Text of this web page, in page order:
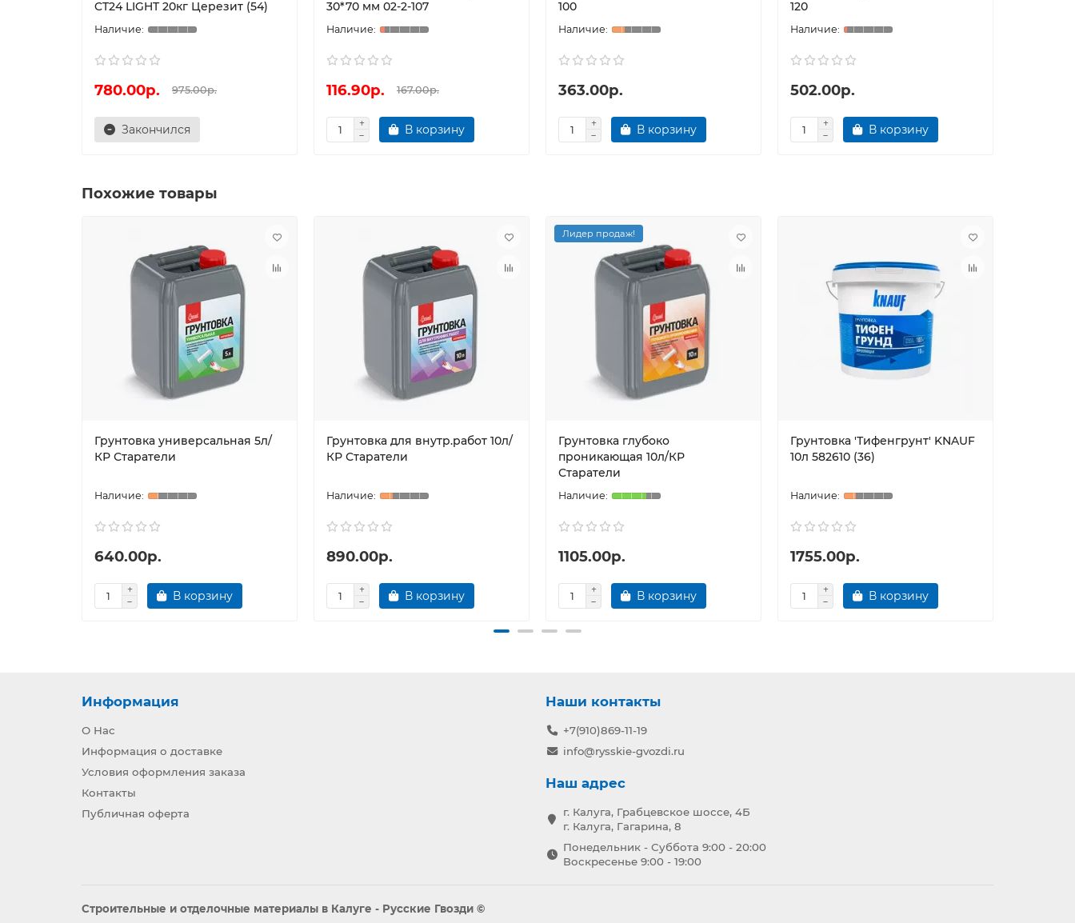
CT24 LIGHT 20кг Церезит (54)
780.00р. 975.00р.
Закончился
30*70 мм 02-2-107
116.90р. 167.00р.
В корзину
100
363.00р.
В корзину
120
502.00р.
В корзину
Похожие товары
Грунтовка универсальная 5л/
КР Старатели
640.00р.
В корзину
Грунтовка для внутр.работ 10л/
КР Старатели
890.00р.
В корзину
Лидер продаж!
Грунтовка глубоко
проникающая 10л/КР
Старатели
1105.00р.
В корзину
Грунтовка 'Тифенгрунт' KNAUF
10л 582610 (36)
1755.00р.
В корзину
Информация
О Нас
Информация о доставке
Условия оформления заказа
Контакты
Публичная оферта
Наши контакты
+7(910)869-11-19
info@rysskie-gvozdi.ru
Наш адрес
г. Калуга, Грабцевское шоссе, 4Б
г. Калуга, Гагарина, 8
Понедельник - Суббота 9:00 - 20:00
Воскресенье 9:00 - 19:00
Строительные и отделочные материалы в Калуге - Русские Гвозди ©